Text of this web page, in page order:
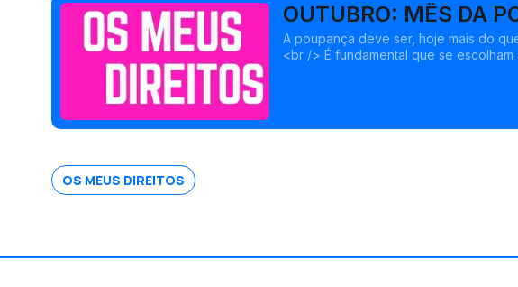
OUTUBRO: MÊS DA
A poupança deve ser, hoje mais do
<br /> É fundamental que se
OS MEUS DIREITOS